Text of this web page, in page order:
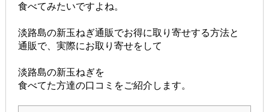
食べてみたいですよね。
淡路島の新玉ねぎ通販でお得に取り寄せする方法と
通販で、実際にお取り寄せをして
淡路島の新玉ねぎを
食べてた方達の口コミをご紹介します。